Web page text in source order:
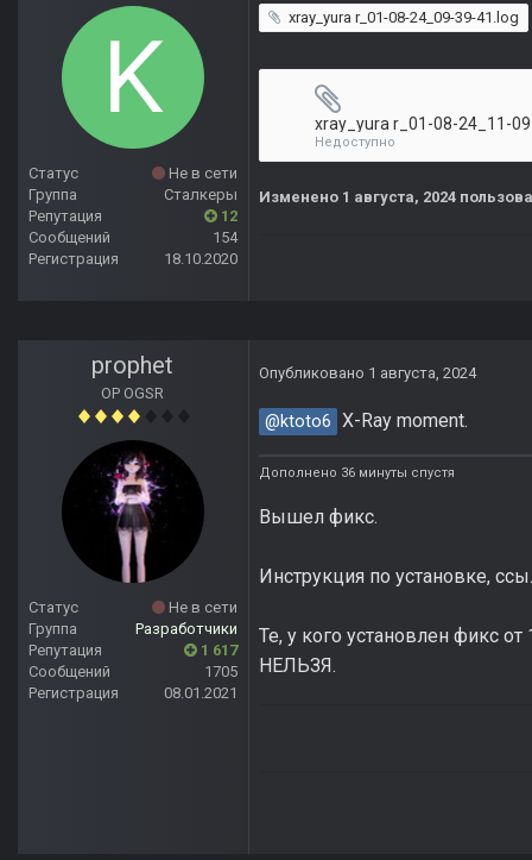
Статус
Не в сети
Группа
Сталкеры
Репутация
12
Сообщений
154
Регистрация
18.10.2020
xray_yura r_01-08-24_09-39-41.log
xray_yura r_01-08-24_11-
Недоступно
Изменено 1 августа, 2024
prophet
OP OGSR
Статус
Не в сети
Группа
Разработчики
Репутация
1 617
Сообщений
1705
Регистрация
08.01.2021
Опубликовано 1 августа, 2024
@ktoto6 X-Ray moment.
Дополнено 36 минуты спустя
Вышел фикс.
Инструкция по установке,
Те, у кого установлен фикс
НЕЛЬЗЯ.